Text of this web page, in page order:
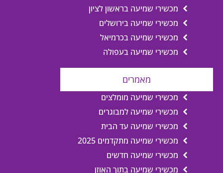
מכשירי שמיעה בראשון לציון
מכשירי שמיעה בירושלים
מכשירי שמיעה בכרמיאל
מכשירי שמיעה בעפולה
מאמרים
מכשירי שמיעה מומלצים
מכשירי שמיעה למבוגרים
מכשירי שמיעה עד הבית
מכשירי שמיעה מתקדמים 2025
מכשירי שמיעה חדשים
מכשירי שמיעה בתוך האוזן